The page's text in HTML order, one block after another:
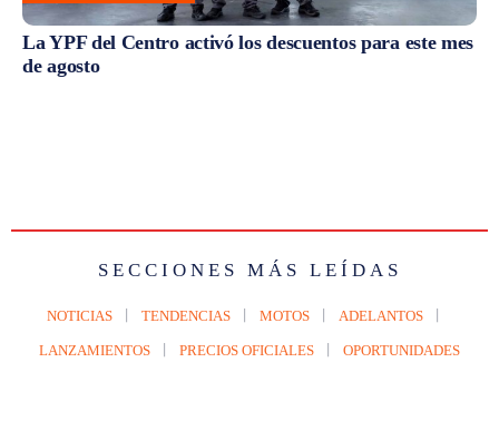
La YPF del Centro activó los descuentos para este mes
de agosto
SECCIONES MÁS LEÍDAS
NOTICIAS TENDENCIAS MOTOS ADELANTOS
LANZAMIENTOS PRECIOS OFICIALES OPORTUNIDADES